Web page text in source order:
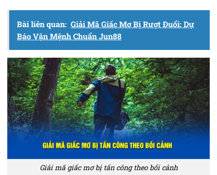
Bài liên quan: Giải Mã Giấc Mơ Bị Rượt Đuổi: Dự
Báo Vận Mệnh Chuẩn Jun88
Giải mã giấc mơ bị tấn công theo bối cảnh